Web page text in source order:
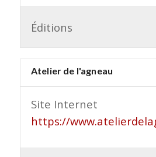
Éditions
Atelier de l'agneau
Site Internet
https://